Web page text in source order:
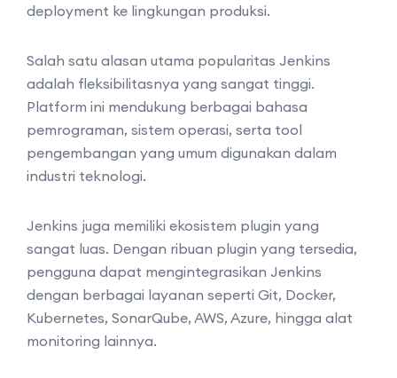
deployment ke lingkungan produksi.
Salah satu alasan utama popularitas Jenkins
adalah fleksibilitasnya yang sangat tinggi.
Platform ini mendukung berbagai bahasa
pemrograman, sistem operasi, serta tool
pengembangan yang umum digunakan dalam
industri teknologi.
Jenkins juga memiliki ekosistem plugin yang
sangat luas. Dengan ribuan plugin yang tersedia,
pengguna dapat mengintegrasikan Jenkins
dengan berbagai layanan seperti Git, Docker,
Kubernetes, SonarQube, AWS, Azure, hingga alat
monitoring lainnya.